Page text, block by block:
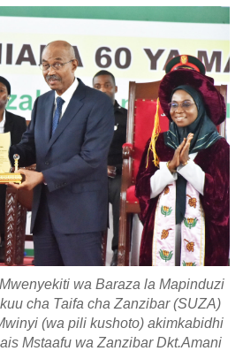
wa Baraza la Mapinduzi
cha Taifa cha Zanzibar (SUZA)
(wa pili kushoto) akimkabidhi
Mstaafu wa Zanzibar Dkt.Amani